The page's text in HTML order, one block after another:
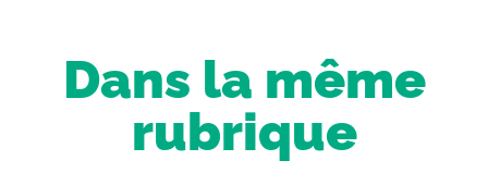
Dans la même
rubrique